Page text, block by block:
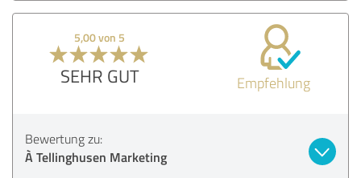
5,00 von 5
SEHR GUT Empfehlung
Bewertung zu:
À Tellinghusen Marketing